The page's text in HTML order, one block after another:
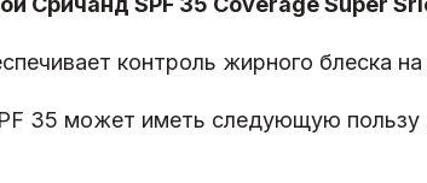
контроль жирного блеска
35 может иметь следующую пользу